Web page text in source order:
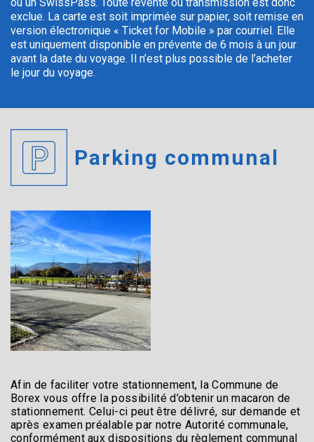
exclue. La carte est soit imprimée sur papier, soit remise en
version électronique « Ticket for Mobile » par courriel. Elle
est uniquement disponible en prévente de 6 mois à un jour
avant la date du voyage. Il n’est plus possible de l’acheter
le jour du voyage.
Parking communal
Afin de faciliter votre stationnement, la Commune de
Borex vous offre la possibilité d’obtenir un macaron de
stationnement. Celui-ci peut être délivré, sur demande et
après examen préalable par notre Autorité communale,
conformément aux dispositions du règlement communal